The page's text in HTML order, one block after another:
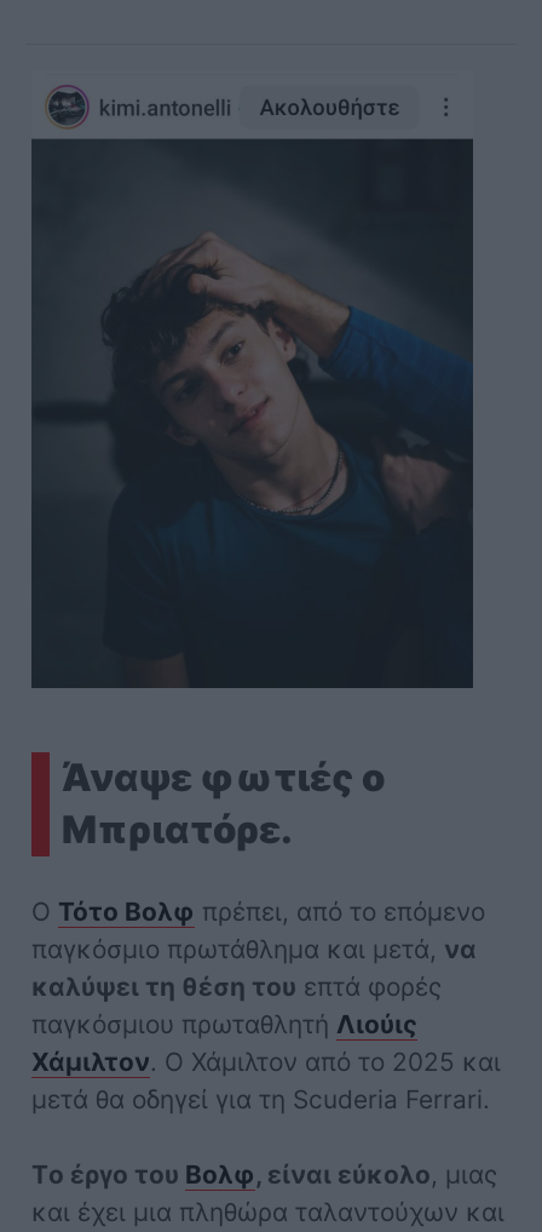
Άναψε φωτιές ο
Μπριατόρε.
Ο Τότο Βολφ πρέπει, από το επόμενο
παγκόσμιο πρωτάθλημα και μετά, να
καλύψει τη θέση του επτά φορές
παγκόσμιου πρωταθλητή Λιούις
Χάμιλτον. Ο Χάμιλτον από το 2025 και
μετά θα οδηγεί για τη Scuderia Ferrari.
Tο έργο του Βολφ, είναι εύκολο, μιας
και έχει μια πληθώρα ταλαντούχων και